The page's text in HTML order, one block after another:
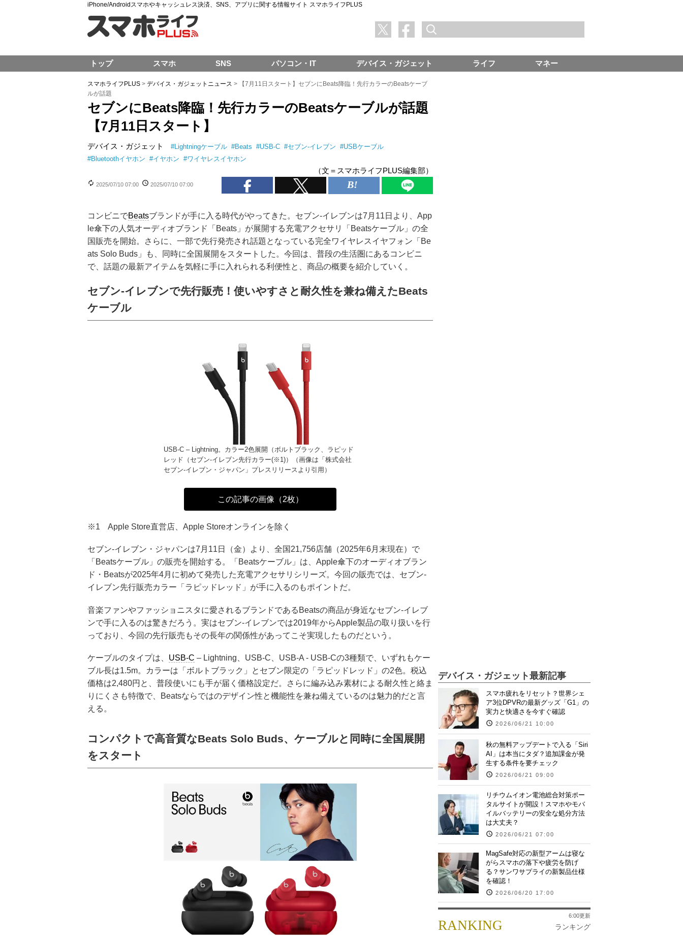
iPhone/Androidスマホやキャッシュレス決済、SNS、アプリに関する情報サイト スマホライフPLUS
スマホライフPLUS > デバイス・ガジェットニュース >
【7月11日スタート】セブンにBeats降臨！先行カラーのBeatsケーブ
ルが話題
セブンにBeats降臨！先行カラーのBeatsケーブルが話題
【7月11日スタート】
デバイス・ガジェット #Lightningケーブル #Beats #USB‐C #セブン-イレブン #USBケーブル
#Bluetoothイヤホン #イヤホン #ワイヤレスイヤホン
（文＝スマホライフPLUS編集部）
2025/07/10 07:00 2025/07/10 07:00
コンビニでBeatsブランドが手に入る時代がやってきた。セブン‐イレブンは7月11日より、App
le傘下の人気オーディオブランド「Beats」が展開する充電アクセサリ「Beatsケーブル」の全
国販売を開始。さらに、一部で先行発売され話題となっている完全ワイヤレスイヤフォン「Be
ats Solo Buds」も、同時に全国展開をスタートした。今回は、普段の生活圏にあるコンビニ
で、話題の最新アイテムを気軽に手に入れられる利便性と、商品の概要を紹介していく。
セブン‐イレブンで先行販売！使いやすさと耐久性を兼ね備えたBeats
ケーブル
USB‐C – Lightning。カラー2色展開（ボルトブラック、ラピッド
レッド（セブン‐イレブン先行カラー(※1)）（画像は「株式会社
セブン‐イレブン・ジャパン」プレスリリースより引用）
この記事の画像（2枚）
※1 Apple Store直営店、Apple Storeオンラインを除く
セブン‐イレブン・ジャパンは7月11日（金）より、全国21,756店舗（2025年6月末現在）で
「Beatsケーブル」の販売を開始する。「Beatsケーブル」は、Apple傘下のオーディオブラン
ド・Beatsが2025年4月に初めて発売した充電アクセサリシリーズ。今回の販売では、セブン‐
イレブン先行販売カラー「ラピッドレッド」が手に入るのもポイントだ。
音楽ファンやファッショニスタに愛されるブランドであるBeatsの商品が身近なセブン‐イレブ
ンで手に入るのは驚きだろう。実はセブン‐イレブンでは2019年からApple製品の取り扱いを行
っており、今回の先行販売もその長年の関係性があってこそ実現したものだという。
ケーブルのタイプは、 USB‐C – Lightning、USB‐C、USB‐A ‐ USB‐Cの3種類で、いずれもケー
ブル長は1.5m。カラーは「ボルトブラック」とセブン限定の「ラピッドレッド」の2色。税込
価格は2,480円と、普段使いにも手が届く価格設定だ。さらに編み込み素材による耐久性と絡ま
りにくさも特徴で、Beatsならではのデザイン性と機能性を兼ね備えているのは魅力的だと言
える。
コンパクトで高音質なBeats Solo Buds、ケーブルと同時に全国展開
をスタート
デバイス・ガジェット最新記事
スマホ疲れをリセット？世界シェ
ア3位DPVRの最新グッズ「G1」の
実力と快適さを今すぐ確認
2026/06/21 10:00
秋の無料アップデートで入る「Siri
AI」は本当にタダ？追加課金が発
生する条件を要チェック
2026/06/21 09:00
リチウムイオン電池総合対策ポー
タルサイトが開設！スマホやモバ
イルバッテリーの安全な処分方法
は大丈夫？
2026/06/21 07:00
MagSafe対応の新型アームは寝な
がらスマホの落下や疲労を防げ
る？サンワサプライの新製品仕様
を確認！
2026/06/20 17:00
RANKING ランキング
6:00更新
トップ スマホ SNS パソコン・IT デバイス・ガジェット ライフ マネー